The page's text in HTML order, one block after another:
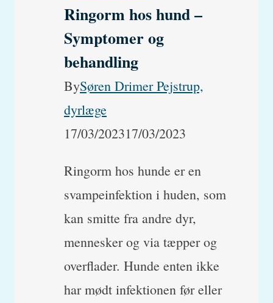
Ringorm hos hund –
Symptomer og
behandling
BySøren Drimer Pejstrup,
dyrlæge
17/03/202317/03/2023
Ringorm hos hunde er en
svampeinfektion i huden, som
kan smitte fra andre dyr,
mennesker og via tæpper og
overflader. Hunde enten ikke
har mødt infektionen før eller